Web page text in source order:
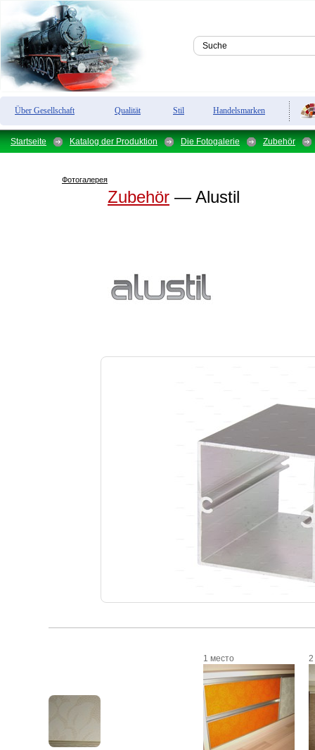
Über Gesellschaft Qualität Stil Handelsmarken
Startseite Katalog der Produktion Die Fotogalerie Zubehör
Фотогалерея
Zubehör — Alustil
1 место 2